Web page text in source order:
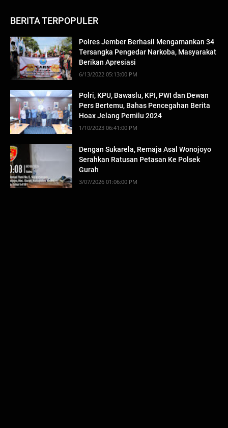
BERITA TERPOPULER
Polres Jember Berhasil Mengamankan 34
Tersangka Pengedar Narkoba, Masyarakat
Berikan Apresiasi
6/13/2022 05:13:00 PM
Polri, KPU, Bawaslu, KPI, PWI dan Dewan
Pers Bertemu, Bahas Pencegahan Berita
Hoax Jelang Pemilu 2024
1/10/2023 06:41:00 PM
Dengan Sukarela, Remaja Asal Wonojoyo
Serahkan Ratusan Petasan Ke Polsek
Gurah
3/07/2026 01:06:00 PM